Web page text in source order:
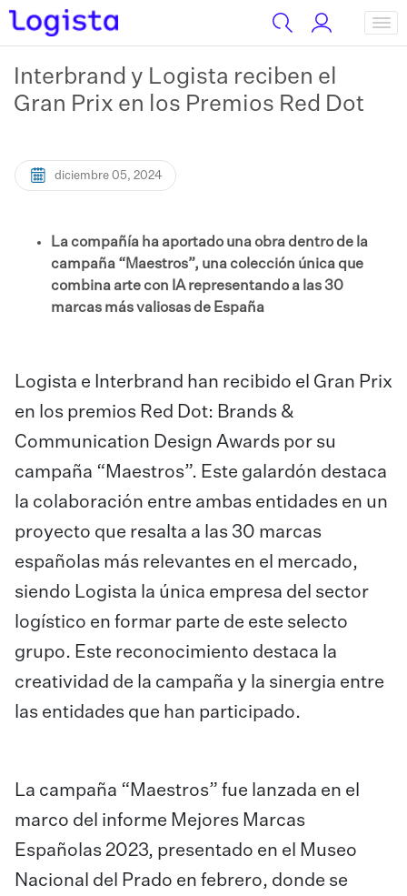
Interbrand y Logista reciben el
Gran Prix en los Premios Red Dot
diciembre 05, 2024
La compañía ha aportado una obra dentro de la
campaña “Maestros”, una colección única que
combina arte con IA representando a las 30
marcas más valiosas de España
Logista e Interbrand han recibido el Gran Prix
en los premios Red Dot: Brands &
Communication Design Awards por su
campaña “Maestros”. Este galardón destaca
la colaboración entre ambas entidades en un
proyecto que resalta a las 30 marcas
españolas más relevantes en el mercado,
siendo Logista la única empresa del sector
logístico en formar parte de este selecto
grupo. Este reconocimiento destaca la
creatividad de la campaña y la sinergia entre
las entidades que han participado.
La campaña “Maestros” fue lanzada en el
marco del informe Mejores Marcas
Españolas 2023, presentado en el Museo
Nacional del Prado en febrero, donde se